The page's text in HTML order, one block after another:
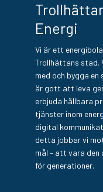
Energi
Vi är ett
Trollhättans stad.
med och bygga
är gott att leva
erbjuda hållbara
tjänster inom
digital
detta jobbar vi
mål – att vara den
för generationer.